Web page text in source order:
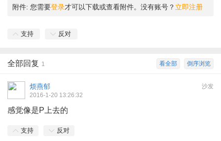
附件: 您需要登录才可以下载或查看附件。没有账号？ 立即注册
支持 反对
倒序浏览
看全部
全部回复 1
沙发
烦燕郁
2016-1-20 13:26:32
感觉像是P上去的
支持 反对